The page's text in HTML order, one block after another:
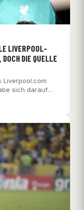
LIVERPOOL-
DIE QUELLE
Liverpool.com
sich darauf